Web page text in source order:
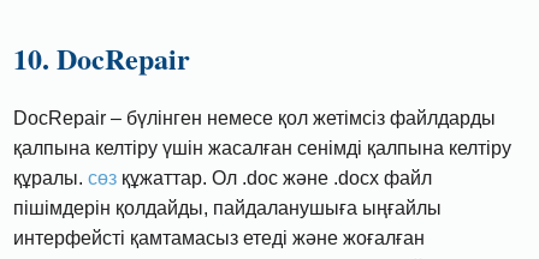
10. DocRepair
DocRepair – бүлінген немесе қол жетімсіз файлдарды
қалпына келтіру үшін жасалған сенімді қалпына келтіру
құралы.сөз құжаттар. Ол .doc және .docx файл
пішімдерін қолдайды, пайдаланушыға ыңғайлы
интерфейсті қамтамасыз етеді және жоғалған